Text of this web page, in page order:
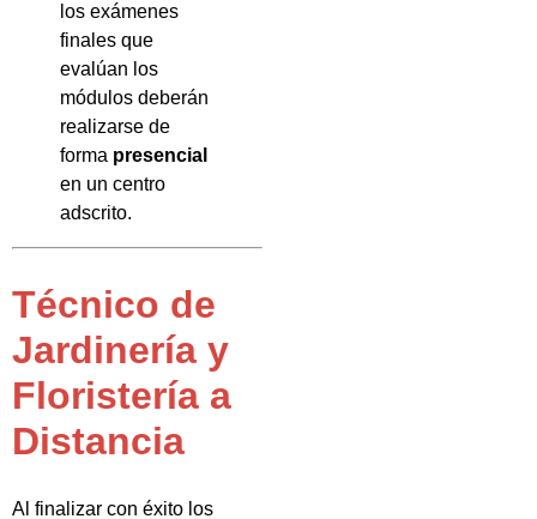
los exámenes
finales que
evalúan los
módulos deberán
realizarse de
forma presencial
en un centro
adscrito.
Técnico de
Jardinería y
Floristería a
Distancia
Al finalizar con éxito los